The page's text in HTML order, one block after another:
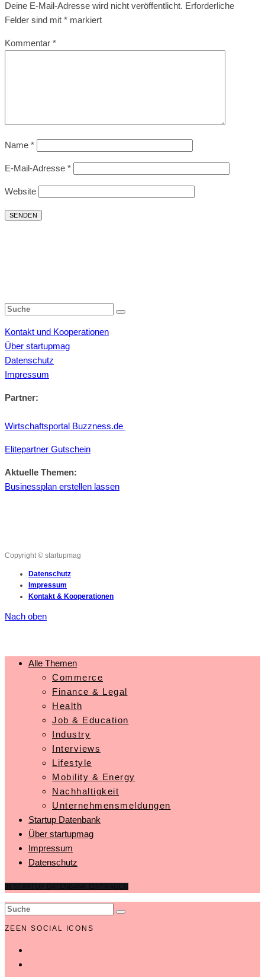
Deine E-Mail-Adresse wird nicht veröffentlicht. Erforderliche
Felder sind mit * markiert
Kommentar *
Name *
E-Mail-Adresse *
Website
Kontakt und Kooperationen
Über startupmag
Datenschutz
Impressum
Partner:
Wirtschaftsportal Buzzness.de
Elitepartner Gutschein
Aktuelle Themen:
Businessplan erstellen lassen
Copyright © startupmag
Datenschutz
Impressum
Kontakt & Kooperationen
Nach oben
Alle Themen
Commerce
Finance & Legal
Health
Job & Education
Industry
Interviews
Lifestyle
Mobility & Energy
Nachhaltigkeit
Unternehmensmeldungen
Startup Datenbank
Über startupmag
Impressum
Datenschutz
ZEEN SOCIAL ICONS